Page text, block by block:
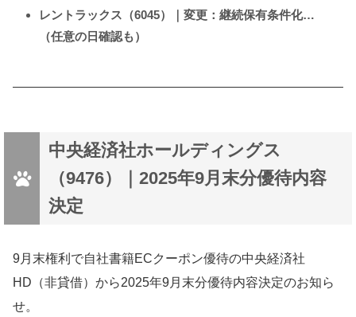
レントラックス（6045）｜変更：継続保有条件化…
（任意の日確認も）
中央経済社ホールディングス
（9476）｜2025年9月末分優待内容
決定
9月末権利で自社書籍ECクーポン優待の中央経済社
HD（非貸借）から2025年9月末分優待内容決定のお知ら
せ。